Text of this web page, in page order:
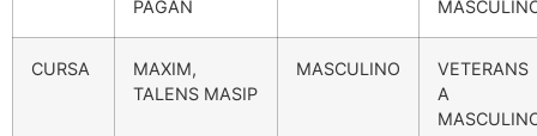
PAGAN
CURSA
MAXIM,
TALENS MASIP
MASCULINO
VETERANS
A